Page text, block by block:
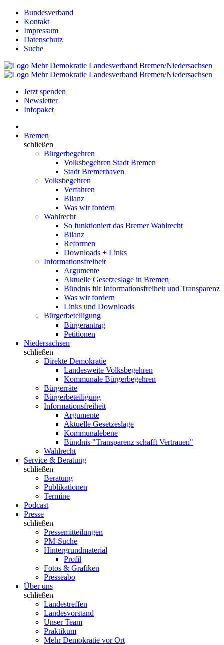
Bundesverband
Kontakt
Impressum
Datenschutz
Suche
Jetzt spenden
Newsletter
Infopaket
Bremen
schließen
Bürgerbegehren
Volksbegehren Stadt Bremen
Stadt Bremerhaven
Volksbegehren
Verfahren
Bilanz
Was wir fordern
Wahlrecht
So funktioniert das Bremer Wahlrecht
Bilanz
Reformen
Downloads + Links
Informationsfreiheit
Argumente
Aktuelle Gesetzeslage in Bremen
Bündnis für Informationsfreiheit und Transparenz
Was wir fordern
Links und Downloads
Bürgerbeteiligung
Bürgerantrag
Petitionen
Niedersachsen
schließen
Direkte Demokratie
Landesweite Volksbegehren
Kommunale Bürgerbegehren
Bürgerräte
Bürgerbeteiligung
Informationsfreiheit
Argumente
Aktuelle Gesetzeslage
Kommunalebene
Bündnis "Transparenz schafft Vertrauen"
Wahlrecht
Service & Beratung
schließen
Beratung
Publikationen
Termine
Podcast
Presse
schließen
Pressemitteilungen
PM-Suche
Hintergrundmaterial
Profil
Fotos & Grafiken
Presseabo
Über uns
schließen
Landestreffen
Landesvorstand
Unser Team
Praktikum
Mehr Demokratie vor Ort